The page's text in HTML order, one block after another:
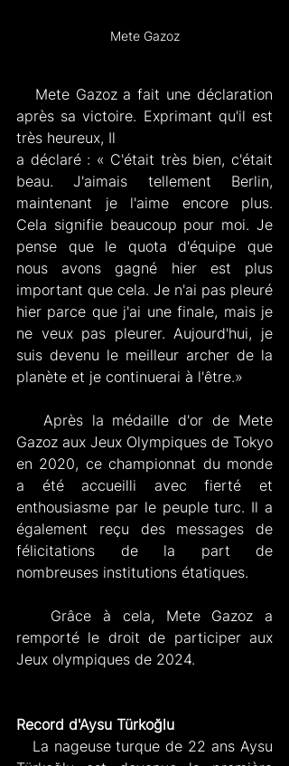
Mete Gazoz
après sa victoire. Exprimant qu'il est
très heureux, Il
a déclaré : « C'était très bien, c'était
beau. J'aimais tellement Berlin,
maintenant je l'aime encore plus.
Cela signifie beaucoup pour moi. Je
pense que le quota d'équipe que
nous avons gagné hier est plus
important que cela. Je n'ai pas pleuré
hier parce que j'ai une finale, mais je
ne veux pas pleurer. Aujourd'hui, je
suis devenu le meilleur archer de la
planète et je continuerai à l'être.»
Gazoz aux Jeux Olympiques de Tokyo
en 2020, ce championnat du monde
a été accueilli avec fierté et
enthousiasme par le peuple turc. Il a
également reçu des messages de
félicitations de la part de
nombreuses institutions étatiques.
remporté le droit de participer aux
Jeux olympiques de 2024.
Record d'Aysu Türkoğlu